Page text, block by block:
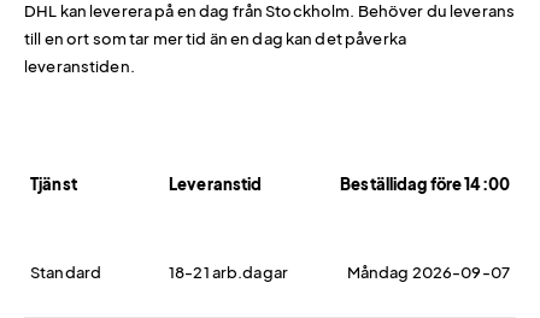
DHL kan leverera på en dag från Stockholm. Behöver du leverans
till en ort som tar mer tid än en dag kan det påverka
leveranstiden.
Tjänst Leveranstid Beställidag före 14:00
Standard 18-21 arb.dagar Måndag 2026-09-07